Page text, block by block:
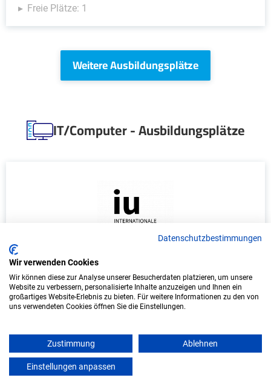
Freie Plätze: 1
Weitere Ausbildungsplätze
IT/Computer - Ausbildungsplätze
Duales Studium Wirtschaftsinformatik
(B.Sc.) am virtuellen Campus - KIX Service
Software GmbH
In Kooperation mit IU Duales Studium (Internationale
Hochschule)
Datenschutzbestimmungen
Wir verwenden Cookies
Wir können diese zur Analyse unserer Besucherdaten platzieren, um unsere
Website zu verbessern, personalisierte Inhalte anzuzeigen und Ihnen ein
großartiges Website-Erlebnis zu bieten. Für weitere Informationen zu den von
uns verwendeten Cookies öffnen Sie die Einstellungen.
Zustimmung Ablehnen
Einstellungen anpassen